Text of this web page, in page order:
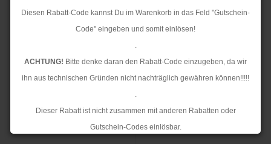
Diesen Rabatt-Code kannst Du im Warenkorb in das Feld "Gutschein-
Code" eingeben und somit einlösen!
.
ACHTUNG! Bitte denke daran den Rabatt-Code einzugeben, da wir
ihn aus technischen Gründen nicht nachträglich gewähren können!!!!!
.
Dieser Rabatt ist nicht zusammen mit anderen Rabatten oder
Gutschein-Codes einlösbar.
Restpaket - Nr. 692
22,00 €
22,00 € pro Stück